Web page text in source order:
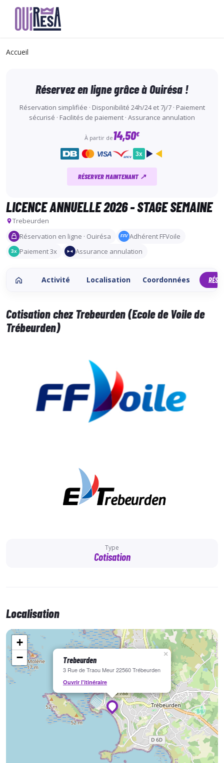
contenu
Accueil
LICENCE ANNUELLE 2026 - STAGE SEMAINE
Trebeurden
Réservation en ligne · Ouirésa
FFV Adhérent FFVoile
3x Paiement 3x Assurance annulation
Activité Localisation Coordonnées
Cotisation chez Trebeurden (Ecole de Voile de
Trébeurden)
Type
Cotisation
Localisation
Trebeurden
3 Rue de Traou Meur 22560 Trébeurden
Ouvrir l'itinéraire
×
+
−
Réservez en ligne grâce à Ouirésa !
Réservation simplifiée · Disponibilité 24h/24 et 7j/7 · Paiement
sécurisé · Facilités de paiement · Assurance annulation
À partir de14,50€
VISA ancv 3x
RÉSERVER MAINTENANT ↗